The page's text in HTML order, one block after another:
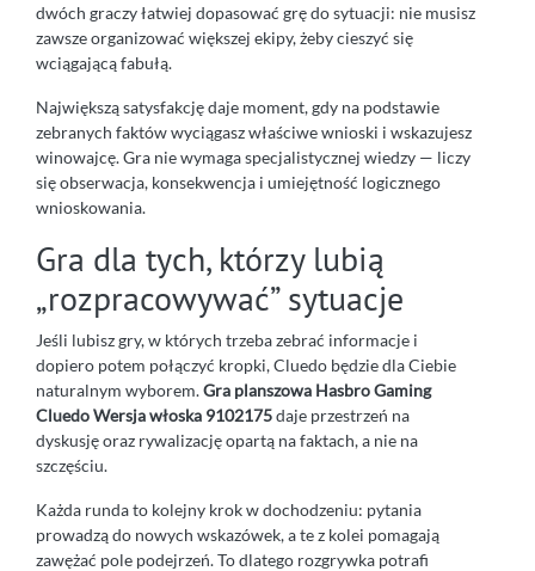
dwóch graczy łatwiej dopasować grę do sytuacji: nie musisz
zawsze organizować większej ekipy, żeby cieszyć się
wciągającą fabułą.
Największą satysfakcję daje moment, gdy na podstawie
zebranych faktów wyciągasz właściwe wnioski i wskazujesz
winowajcę. Gra nie wymaga specjalistycznej wiedzy — liczy
się obserwacja, konsekwencja i umiejętność logicznego
wnioskowania.
Gra dla tych, którzy lubią
„rozpracowywać” sytuacje
Jeśli lubisz gry, w których trzeba zebrać informacje i
dopiero potem połączyć kropki, Cluedo będzie dla Ciebie
naturalnym wyborem.Gra planszowa Hasbro Gaming
Cluedo Wersja włoska 9102175daje przestrzeń na
dyskusję oraz rywalizację opartą na faktach, a nie na
szczęściu.
Każda runda to kolejny krok w dochodzeniu: pytania
prowadzą do nowych wskazówek, a te z kolei pomagają
zawężać pole podejrzeń. To dlatego rozgrywka potrafi